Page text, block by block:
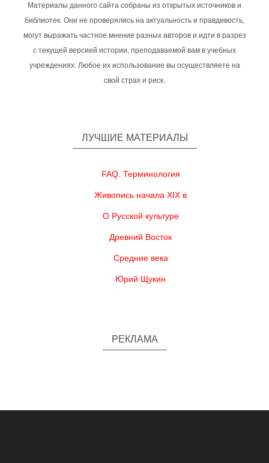
Материалы данного сайта собраны из открытых источников и
библиотек. Они не проверялись на актуальность и правдивость,
могут выражать частное мнение разных авторов и идти в разрез
с текущей версией истории, преподаваемой вам в учебных
учреждениях. Любое их использование вы осуществляете на
свой страх и риск.
ЛУЧШИЕ МАТЕРИАЛЫ
FAQ. Терминология
Живопись начала XIX в
О Русской культуре
Древний Восток
Средние века
Юрий Щукин
РЕКЛАМА